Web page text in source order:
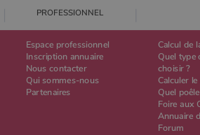
PROFESSIONNEL
Espace professionnel
Inscription annuaire
Nous contacter
Qui sommes-nous
Partenaires
Calcul de
Quel type
choisir ?
Calculer
Quel
Foire aux
Annuaire
Forum